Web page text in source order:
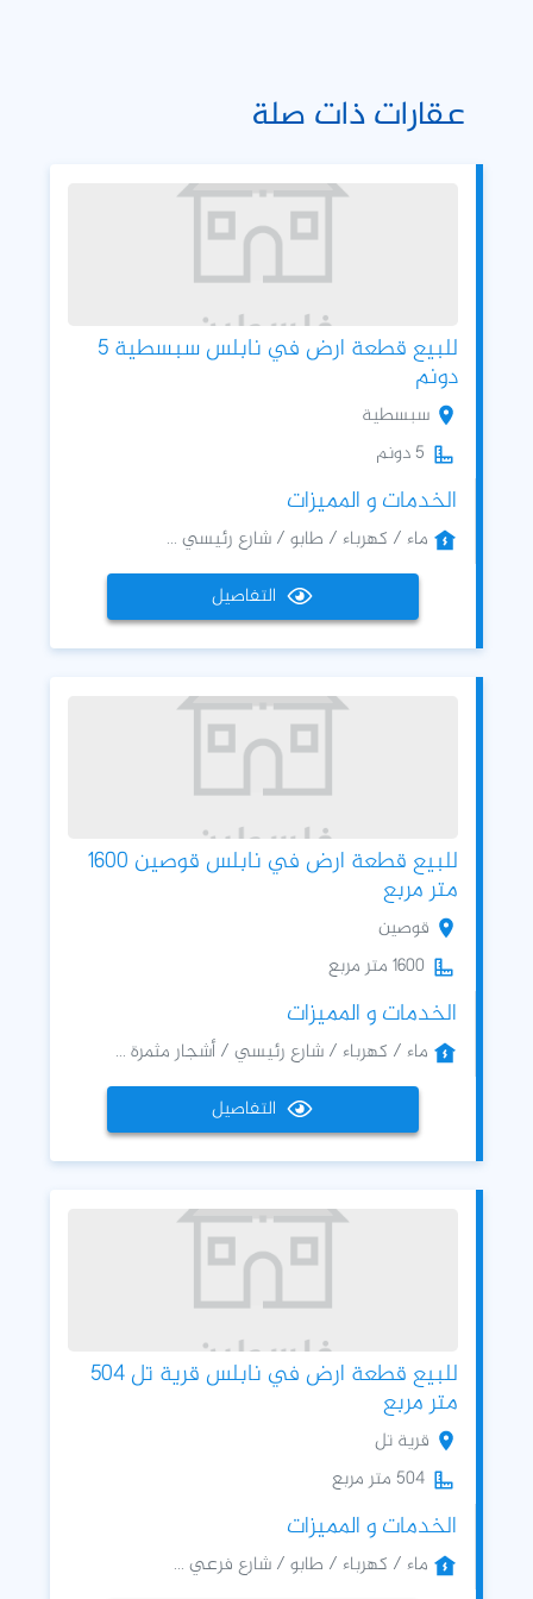
عقارات ذات صلة
للبيع قطعة ارض في نابلس سبسطية 5
دونم
سبسطية
5 دونم
الخدمات و المميزات
ماء / كهرباء / طابو / شارع رئيسي ...
التفاصيل
للبيع قطعة ارض في نابلس قوصين 1600
متر مربع
قوصين
1600 متر مربع
الخدمات و المميزات
ماء / كهرباء / شارع رئيسي / أشجار مثمرة ...
التفاصيل
للبيع قطعة ارض في نابلس قرية تل 504
متر مربع
قرية تل
504 متر مربع
الخدمات و المميزات
ماء / كهرباء / طابو / شارع فرعي ...